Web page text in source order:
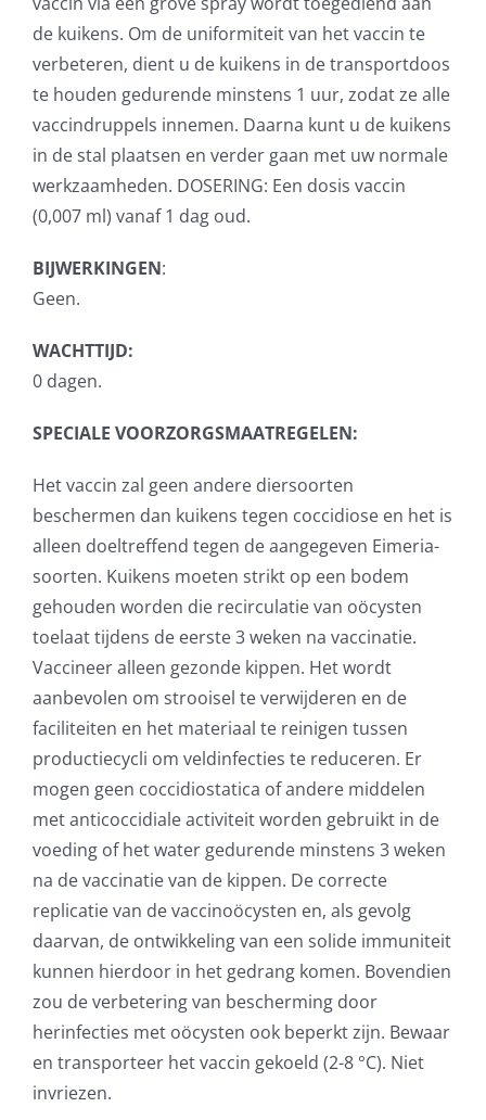
de kuikens. Om de uniformiteit van het vaccin te
verbeteren, dient u de kuikens in de transportdoos
te houden gedurende minstens 1 uur, zodat ze alle
vaccindruppels innemen. Daarna kunt u de kuikens
in de stal plaatsen en verder gaan met uw normale
werkzaamheden. DOSERING: Een dosis vaccin
(0,007 ml) vanaf 1 dag oud.
BIJWERKINGEN:
Geen.
WACHTTIJD:
0 dagen.
SPECIALE VOORZORGSMAATREGELEN:
Het vaccin zal geen andere diersoorten
beschermen dan kuikens tegen coccidiose en het is
alleen doeltreffend tegen de aangegeven Eimeria-
soorten. Kuikens moeten strikt op een bodem
gehouden worden die recirculatie van oöcysten
toelaat tijdens de eerste 3 weken na vaccinatie.
Vaccineer alleen gezonde kippen. Het wordt
aanbevolen om strooisel te verwijderen en de
faciliteiten en het materiaal te reinigen tussen
productiecycli om veldinfecties te reduceren. Er
mogen geen coccidiostatica of andere middelen
met anticoccidiale activiteit worden gebruikt in de
voeding of het water gedurende minstens 3 weken
na de vaccinatie van de kippen. De correcte
replicatie van de vaccinoöcysten en, als gevolg
daarvan, de ontwikkeling van een solide immuniteit
kunnen hierdoor in het gedrang komen. Bovendien
zou de verbetering van bescherming door
herinfecties met oöcysten ook beperkt zijn. Bewaar
en transporteer het vaccin gekoeld (2-8 °C). Niet
invriezen.